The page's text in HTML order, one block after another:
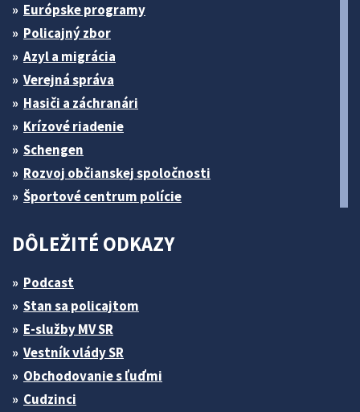
Európske programy
Policajný zbor
Azyl a migrácia
Verejná správa
Hasiči a záchranári
Krízové riadenie
Schengen
Rozvoj občianskej spoločnosti
Športové centrum polície
DÔLEŽITÉ ODKAZY
Podcast
Stan sa policajtom
E-služby MV SR
Vestník vlády SR
Obchodovanie s ľuďmi
Cudzinci